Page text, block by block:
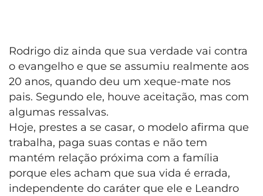
Rodrigo diz ainda que sua verdade vai contra
o evangelho e que se assumiu realmente aos
20 anos, quando deu um xeque-mate nos
pais. Segundo ele, houve aceitação, mas com
algumas ressalvas.
Hoje, prestes a se casar, o modelo afirma que
trabalha, paga suas contas e não tem
mantém relação próxima com a família
porque eles acham que sua vida é errada,
independente do caráter que ele e Leandro